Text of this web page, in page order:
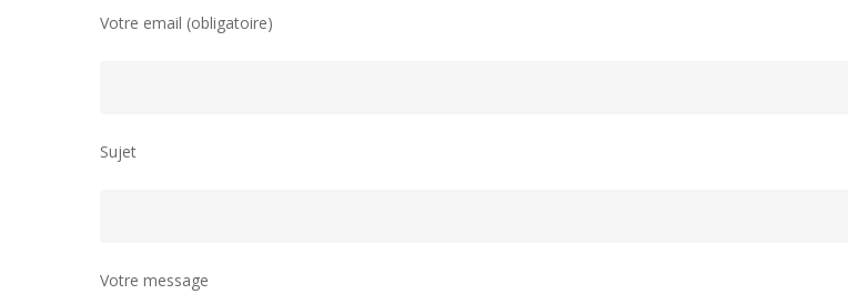
Votre email (obligatoire)
Sujet
Votre message